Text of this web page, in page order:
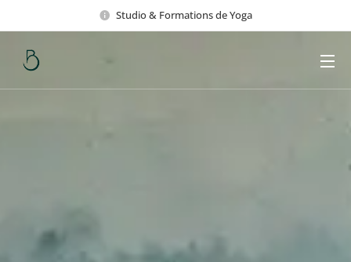
Studio & Formations de Yoga